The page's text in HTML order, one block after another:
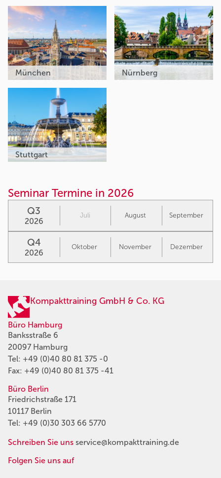
München Nürnberg
Stuttgart
Seminar Termine in 2026
Q3
2026
Juli August September
Q4
2026
Oktober November Dezember
Kompakttraining GmbH & Co. KG
Büro Hamburg
Banksstraße 6
20097 Hamburg
Tel: +49 (0)40 80 81 375 -0
Fax: +49 (0)40 80 81 375 -41
Büro Berlin
Friedrichstraße 171
10117 Berlin
Tel: +49 (0)30 303 66 5770
Schreiben Sie uns service@kompakttraining.de
Folgen Sie uns auf